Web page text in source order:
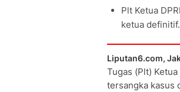
Plt Ketua
ketua definitif.
Liputan6.com,
Tugas (Plt)
tersangka kasus